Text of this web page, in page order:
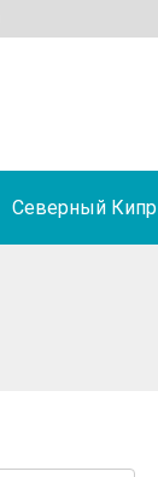
Северный Кипр